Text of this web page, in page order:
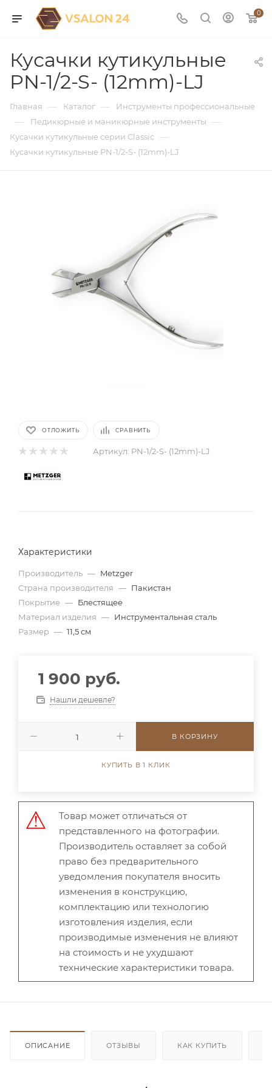
0
Кусачки кутикульные
PN-1/2-S- (12mm)-LJ
Главная — Каталог — Инструменты профессиональные
— Педикюрные и маникюрные инструменты —
Кусачки кутикульные серии Classic —
Кусачки кутикульные PN-1/2-S- (12mm)-LJ
ОТЛОЖИТЬ СРАВНИТЬ
Артикул: PN-1/2-S- (12mm)-LJ
Характеристики
Производитель — Metzger
Страна производителя — Пакистан
Покрытие — Блестящее
Материал изделия — Инструментальная сталь
Размер — 11,5 см
1 900 руб.
Нашли дешевле?
В КОРЗИНУ
КУПИТЬ В 1 КЛИК
Товар может отличаться от
представленного на фотографии.
Производитель оставляет за собой
право без предварительного
уведомления покупателя вносить
изменения в конструкцию,
комплектацию или технологию
изготовления изделия, если
производимые изменения не влияют
на стоимость и не ухудшают
технические характеристики товара.
ОПИСАНИЕ ОТЗЫВЫ КАК КУПИТЬ